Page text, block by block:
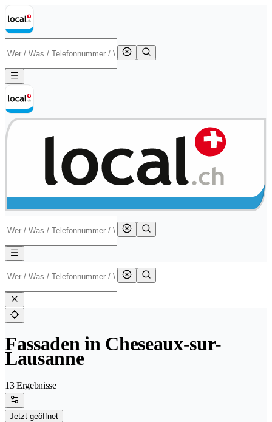
Fassaden in Cheseaux-sur-
Lausanne
13 Ergebnisse
Jetzt geöffnet